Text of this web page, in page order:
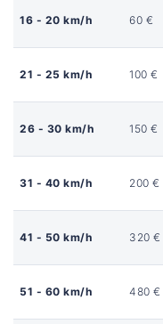
16 - 20 km/h 60 €
21 - 25 km/h 100 €
26 - 30 km/h 150 €
31 - 40 km/h 200 €
41 - 50 km/h 320 €
51 - 60 km/h 480 €